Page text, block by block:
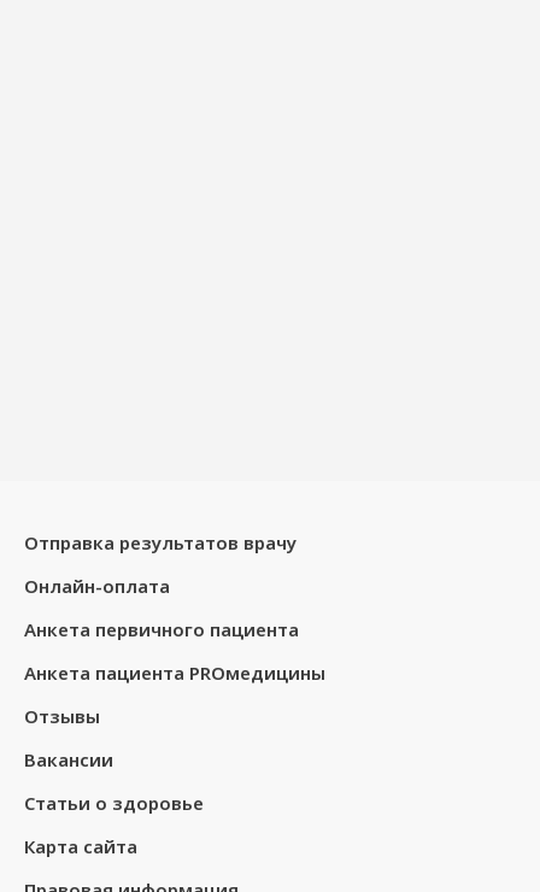
Лечебно-диагностический центр
«АВИЦЕННА» ГК «Мать и дитя» на пр.
Перинатальный центр на
Отправка результатов врачу
Онлайн-оплата
Анкета первичного пациента
Анкета пациента PROмедицины
Отзывы
Вакансии
Статьи о здоровье
Карта сайта